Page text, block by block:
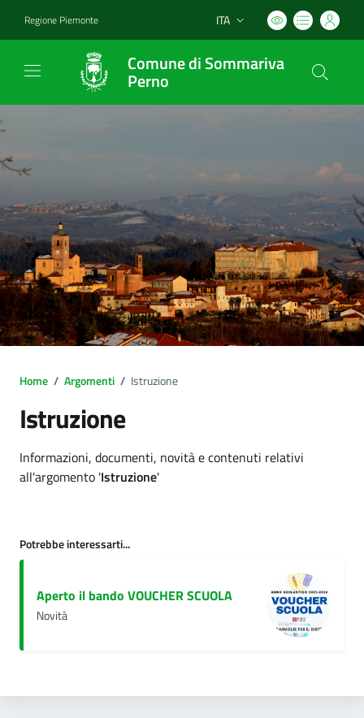
Regione Piemonte Lingua attiva:
ITA
Comune di Sommariva
Perno
Home / Argomenti / Istruzione
Istruzione
Dettagli argomento
Informazioni, documenti, novità e contenuti relativi
all'argomento 'Istruzione'
Potrebbe interessarti...
Aperto il bando VOUCHER SCUOLA
Novità